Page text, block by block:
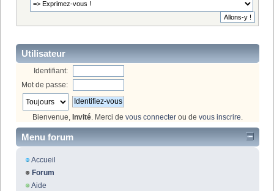
Utilisateur
Identifiant:
Mot de passe:
Bienvenue, Invité. Merci de vous connecter ou de vous inscrire.
Menu forum
Accueil
Forum
Aide